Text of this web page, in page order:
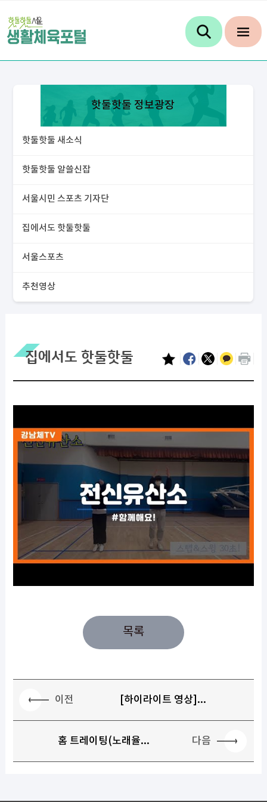
핫둘핫둘 정보광장
핫둘핫둘 새소식
핫둘핫둘 알쓸신잡
서울시민 스포츠 기자단
집에서도 핫둘핫둘
서울스포츠
추천영상
집에서도 핫둘핫둘
목록
이전 [하이라이트 영상]...
홈 트레이팅(노래율... 다음